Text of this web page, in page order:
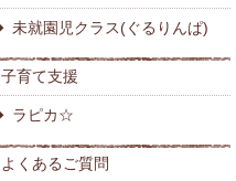
未就園児クラス(ぐるりんぱ)
子育て支援
ラピカ☆
よくあるご質問